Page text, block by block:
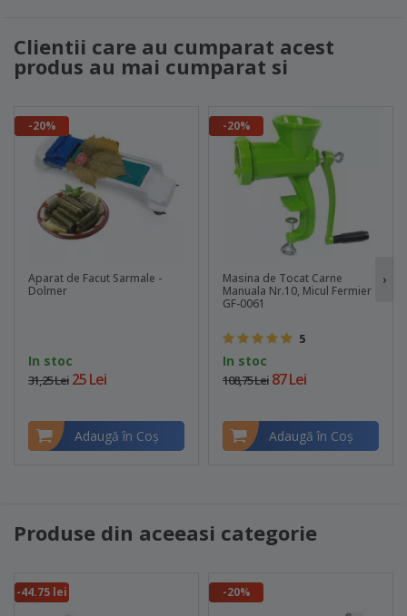
Clientii care au cumparat acest
produs au mai cumparat si
›
-20%
Aparat de Facut Sarmale -
Dolmer
In stoc
31,25 Lei 25 Lei
Adaugă în Coş
-20%
Masina de Tocat Carne
Manuala Nr.10, Micul Fermier
GF-0061
5
In stoc
108,75 Lei 87 Lei
Adaugă în Coş
Produse din aceeasi categorie
-44.75 lei -20%